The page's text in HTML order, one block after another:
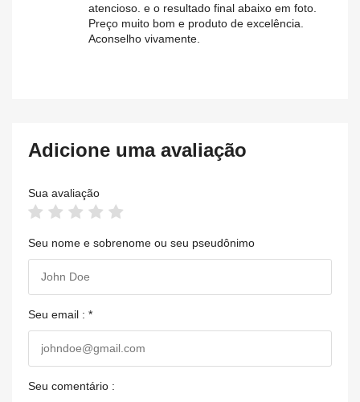
atencioso. e o resultado final abaixo em foto.
Preço muito bom e produto de excelência.
Aconselho vivamente.
Adicione uma avaliação
Sua avaliação
Seu nome e sobrenome ou seu pseudônimo
Seu email : *
Seu comentário :